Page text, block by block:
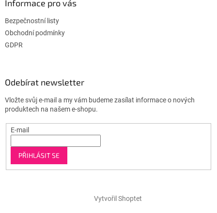
Informace pro vás
Bezpečnostní listy
Obchodní podmínky
GDPR
Odebírat newsletter
Vložte svůj e-mail a my vám budeme zasílat informace o nových
produktech na našem e-shopu.
E-mail
PŘIHLÁSIT SE
Vytvořil Shoptet